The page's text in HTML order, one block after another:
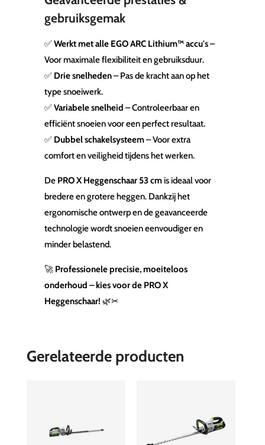
gebruiksgemak
✅Werkt met alle EGO ARC Lithium™ accu's–
Voor maximale flexibiliteit en gebruiksduur.
✅ Drie snelheden– Pas de kracht aan op het
type snoeiwerk.
✅Variabele snelheid – Controleerbaar en
efficiënt snoeien voor een perfect resultaat.
✅ Dubbel schakelsysteem– Voor extra
comfort en veiligheid tijdens het werken.
De PRO X Heggenschaar 53 cmis ideaal voor
bredere en grotere heggen. Dankzij het
ergonomische ontwerp en de geavanceerde
technologie wordt snoeien eenvoudiger en
minder belastend.
🚀 Professionele precisie, moeiteloos
onderhoud – kies voor de PRO X
Heggenschaar! 🌿✂
Gerelateerde producten